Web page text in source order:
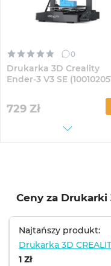
0
Drukarka 3D Creality
Ender-3 V3 SE
729 Zł
Ceny za Drukarki
Najtańszy produkt:
Drukarka 3D
1 Zł